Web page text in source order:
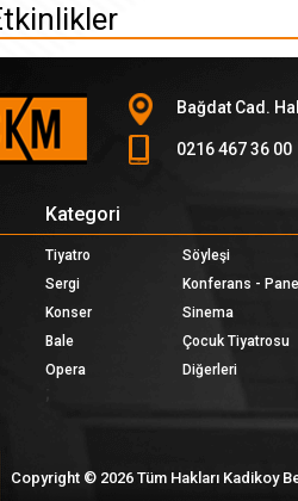
Bağdat Cad.
0216 467 36 00
Kategori
Tiyatro
Söyleşi
Sergi
Konferans - Panel
Konser
Sinema
Bale
Çocuk Tiyatrosu
Opera
Diğerleri
Copyright © 2026 Tüm Hakları Kadikoy